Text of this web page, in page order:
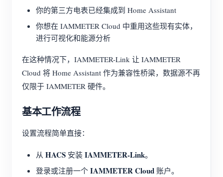
你的第三方电表已经集成到 Home Assistant
你想在 IAMMETER Cloud 中重用这些现有实体，
进行可视化和能源分析
在这种情况下，IAMMETER-Link 让 IAMMETER
Cloud 将 Home Assistant 作为兼容性桥梁，数据源不再
仅限于 IAMMETER 硬件。
基本工作流程
设置流程简单直接：
从 HACS 安装 IAMMETER-Link。
登录或注册一个 IAMMETER Cloud 账户。